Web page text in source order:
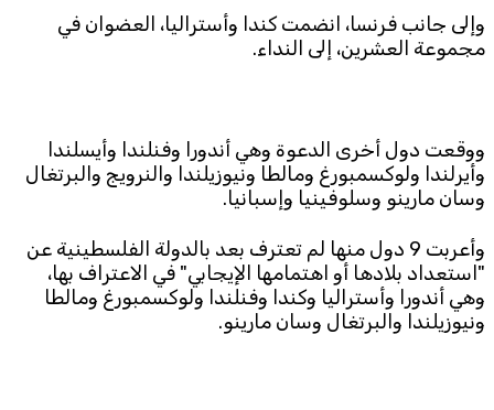
وإلى جانب فرنسا، انضمت كندا وأستراليا، العضوان في
مجموعة العشرين، إلى النداء.
ووقعت دول أخرى الدعوة وهي أندورا وفنلندا وأيسلندا
وأيرلندا ولوكسمبورغ ومالطا ونيوزيلندا والنرويج والبرتغال
وسان مارينو وسلوفينيا وإسبانيا.
وأعربت 9 دول منها لم تعترف بعد بالدولة الفلسطينية عن
"استعداد بلادها أو اهتمامها الإيجابي" في الاعتراف بها،
وهي أندورا وأستراليا وكندا وفنلندا ولوكسمبورغ ومالطا
ونيوزيلندا والبرتغال وسان مارينو.